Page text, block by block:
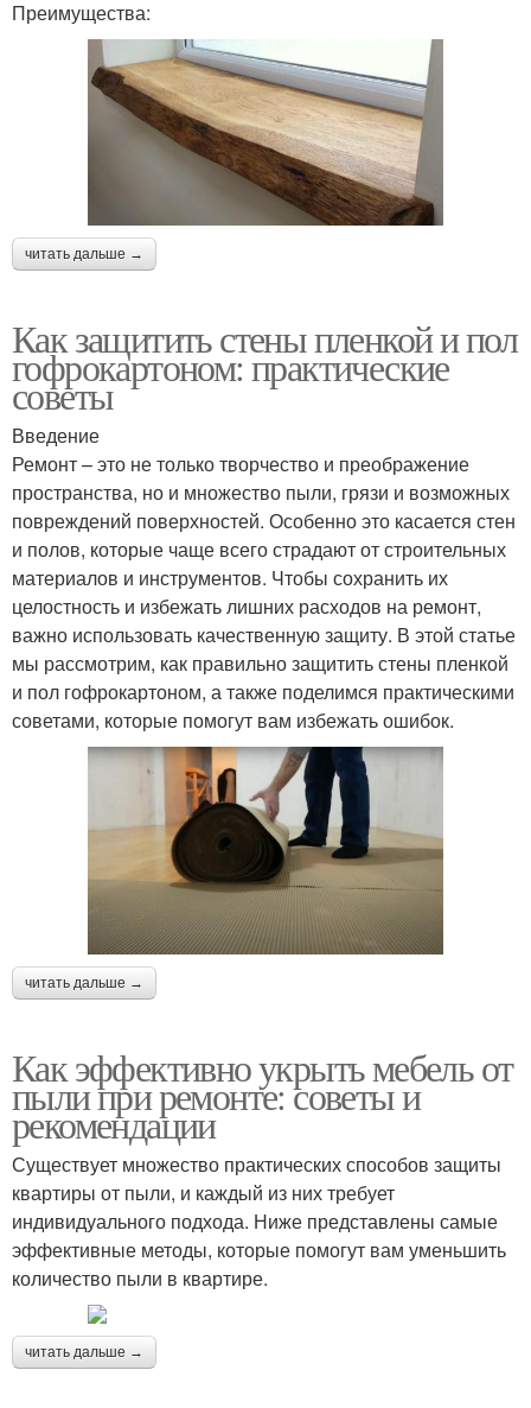
Преимущества:
читать дальше →
Как защитить стены пленкой и пол
гофрокартоном: практические
советы
Введение
Ремонт – это не только творчество и преображение
пространства, но и множество пыли, грязи и возможных
повреждений поверхностей. Особенно это касается стен
и полов, которые чаще всего страдают от строительных
материалов и инструментов. Чтобы сохранить их
целостность и избежать лишних расходов на ремонт,
важно использовать качественную защиту. В этой статье
мы рассмотрим, как правильно защитить стены пленкой
и пол гофрокартоном, а также поделимся практическими
советами, которые помогут вам избежать ошибок.
читать дальше →
Как эффективно укрыть мебель от
пыли при ремонте: советы и
рекомендации
Существует множество практических способов защиты
квартиры от пыли, и каждый из них требует
индивидуального подхода. Ниже представлены самые
эффективные методы, которые помогут вам уменьшить
количество пыли в квартире.
читать дальше →